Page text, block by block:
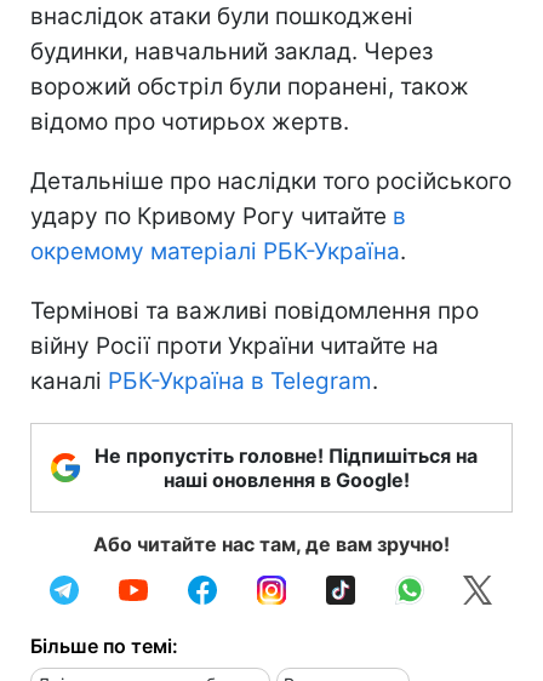
внаслідок атаки були пошкоджені
будинки, навчальний заклад. Через
ворожий обстріл були поранені, також
відомо про чотирьох жертв.
Детальніше про наслідки того російського
удару по Кривому Рогу читайте в
окремому матеріалі РБК-Україна.
Термінові та важливі повідомлення про
війну Росії проти України читайте на
каналі РБК-Україна в Telegram.
Не пропустіть головне! Підпишіться на
наші оновлення в Google!
Або читайте нас там, де вам зручно!
Більше по темі: